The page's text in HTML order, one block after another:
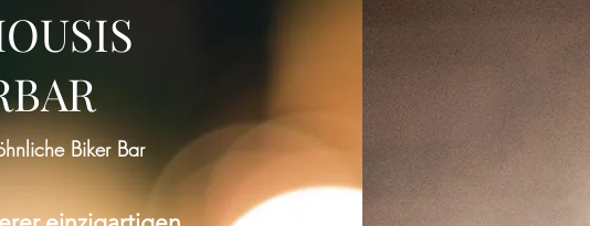
Bitte zur Gruppenliste zurückkehren und es erneut versuchen.
Zur Gruppenliste
Biker Bar